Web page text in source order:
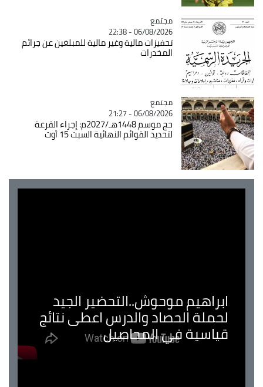
Catégorie
مجتمع
06/08/2026 - 22:38
تحفيزات مالية وغير مالية للمبلغين عن جرائم
المخدرات
Catégorie
مجتمع
06/08/2026 - 21:27
حج موسم 1448هـ/2027م: إجراء القرعة
لتحديد القوائم النهائية السبت 15 أوت
ابراهيم موحوش..التحضير الجيد
لحملة الحصاد والدرس اعطى نتائج
قياسية في المحاصيل